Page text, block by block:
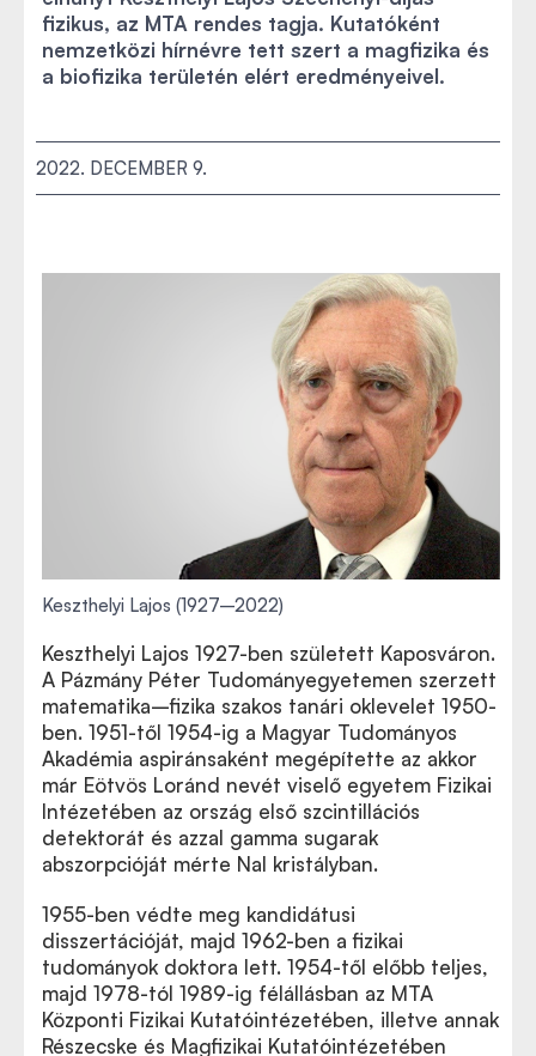
fizikus, az MTA rendes tagja. Kutatóként
nemzetközi hírnévre tett szert a magfizika és
a biofizika területén elért eredményeivel.
2022. DECEMBER 9.
Keszthelyi Lajos (1927–2022)
Keszthelyi Lajos 1927-ben született Kaposváron.
A Pázmány Péter Tudományegyetemen szerzett
matematika–fizika szakos tanári oklevelet 1950-
ben. 1951-től 1954-ig a Magyar Tudományos
Akadémia aspiránsaként megépítette az akkor
már Eötvös Loránd nevét viselő egyetem Fizikai
Intézetében az ország első szcintillációs
detektorát és azzal gamma sugarak
abszorpcióját mérte NaI kristályban.
1955-ben védte meg kandidátusi
disszertációját, majd 1962-ben a fizikai
tudományok doktora lett. 1954-től előbb teljes,
majd 1978-tól 1989-ig félállásban az MTA
Központi Fizikai Kutatóintézetében, illetve annak
Részecske és Magfizikai Kutatóintézetében